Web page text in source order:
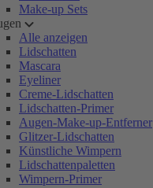
Make-up Sets
Alle anzeigen
Lidschatten
Mascara
Eyeliner
Creme-Lidschatten
Lidschatten-Primer
Augen-Make-up-Entferner
Glitzer-Lidschatten
Künstliche Wimpern
Lidschattenpaletten
Wimpern-Primer